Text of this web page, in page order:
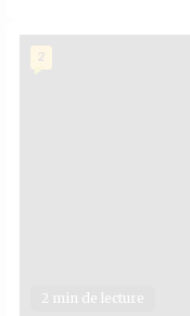
2 min de lecture
2